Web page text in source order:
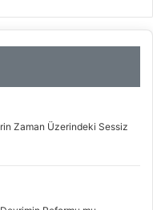
Zaman Üzerindeki Sessiz